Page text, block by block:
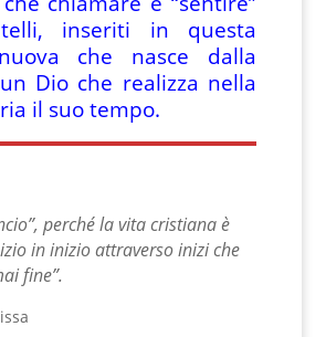
inseriti in questa
che nasce dalla
Dio che realizza nella
il suo tempo.
perché la vita cristiana è
in inizio attraverso inizi che
fine”.